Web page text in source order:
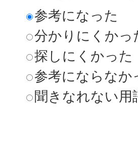
参考になった
分かりにくかっ
探しにくかった
参考にならなか
聞きなれない用